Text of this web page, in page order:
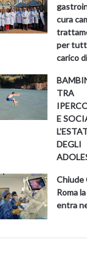
cura
per
carico
TRA
E
DEGLI
Chiude
Roma
entra